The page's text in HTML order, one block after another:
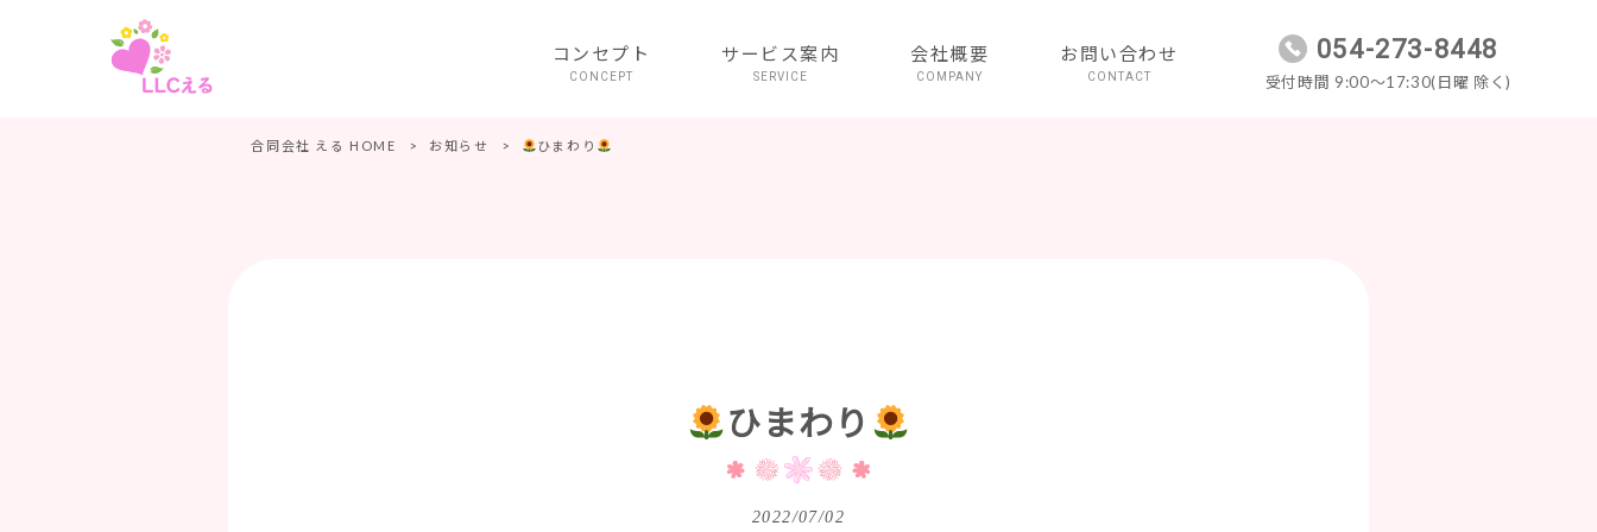
コンセプト
CONCEPT
サービス案内
SERVICE
会社概要
COMPANY
お問い合わせ
CONTACT
054-273-8448
受付時間 9:00～17:30(日曜 除く)
合同会社 える HOME > お知らせ > ひまわり
ひまわり
2022/07/02